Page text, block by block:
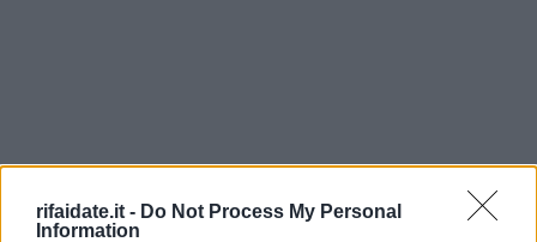
rifaidate.it - Do Not Process My Personal
Information